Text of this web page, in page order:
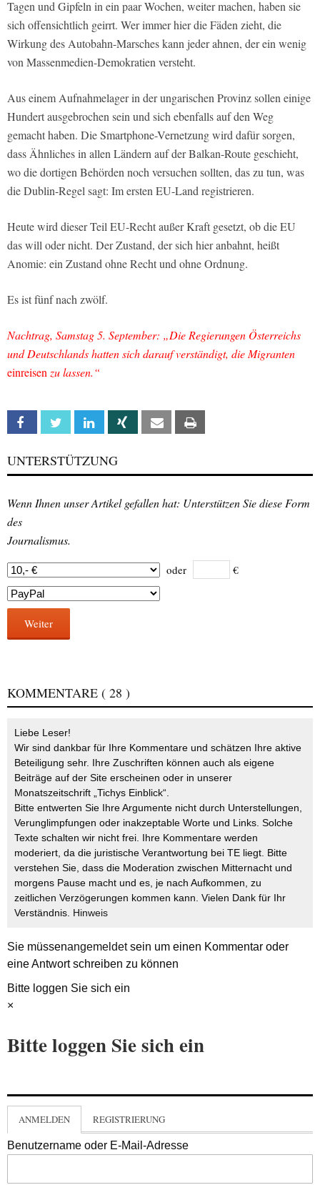
Tagen und Gipfeln in ein paar Wochen, weiter machen, haben sie
sich offensichtlich geirrt. Wer immer hier die Fäden zieht, die
Wirkung des Autobahn-Marsches kann jeder ahnen, der ein wenig
von Massenmedien-Demokratien versteht.
Aus einem Aufnahmelager in der ungarischen Provinz sollen einige
Hundert ausgebrochen sein und sich ebenfalls auf den Weg
gemacht haben. Die Smartphone-Vernetzung wird dafür sorgen,
dass Ähnliches in allen Ländern auf der Balkan-Route geschieht,
wo die dortigen Behörden noch versuchen sollten, das zu tun, was
die Dublin-Regel sagt: Im ersten EU-Land registrieren.
Heute wird dieser Teil EU-Recht außer Kraft gesetzt, ob die EU
das will oder nicht. Der Zustand, der sich hier anbahnt, heißt
Anomie: ein Zustand ohne Recht und ohne Ordnung.
Es ist fünf nach zwölf.
Nachtrag, Samstag 5. September: „Die Regierungen Österreichs
und Deutschlands hatten sich darauf verständigt, die Migranten
einreisen zu lassen.“
Facebook Twitter Linkedin Xing Email
UNTERSTÜTZUNG
Wenn Ihnen unser Artikel gefallen hat: Unterstützen Sie diese Form
des
Journalismus.
oder €
Weiter
KOMMENTARE ( 28 )
Liebe Leser!
Wir sind dankbar für Ihre Kommentare und schätzen Ihre aktive
Beteiligung sehr. Ihre Zuschriften können auch als eigene
Beiträge auf der Site erscheinen oder in unserer
Monatszeitschrift „Tichys Einblick“.
Bitte entwerten Sie Ihre Argumente nicht durch Unterstellungen,
Verunglimpfungen oder inakzeptable Worte und Links. Solche
Texte schalten wir nicht frei. Ihre Kommentare werden
moderiert, da die juristische Verantwortung bei TE liegt. Bitte
verstehen Sie, dass die Moderation zwischen Mitternacht und
morgens Pause macht und es, je nach Aufkommen, zu
zeitlichen Verzögerungen kommen kann. Vielen Dank für Ihr
Verständnis. Hinweis
Sie müssenangemeldetsein um einen Kommentar oder
eine Antwort schreiben zu können
Bitte loggen Sie sich ein
×
Bitte loggen Sie sich ein
ANMELDEN REGISTRIERUNG
Benutzername oder E-Mail-Adresse